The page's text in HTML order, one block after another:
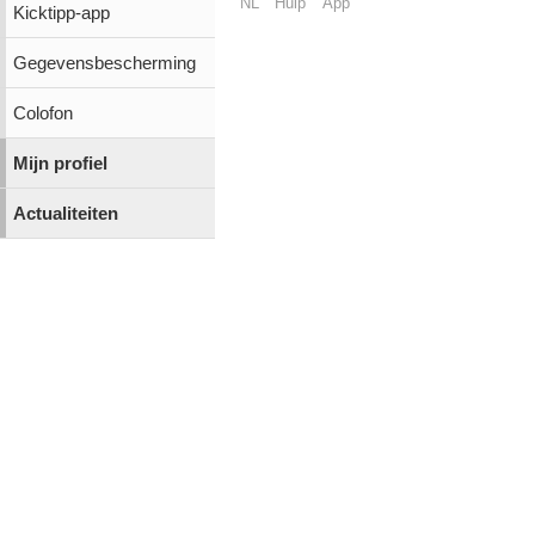
Kicktipp-app
Gegevensbescherming
Colofon
Mijn profiel
Actualiteiten